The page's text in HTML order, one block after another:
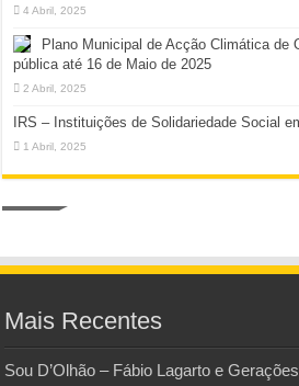
4 Abril, 2025
Plano Municipal de Acção Climática de
pública até 16 de Maio de 2025
2 Abril, 2025
IRS – Instituições de Solidariedade Social
1 Abril, 2025
Mais Recentes
Sou D’Olhão – Fábio Lagarto e